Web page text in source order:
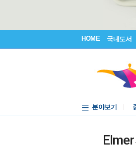
HOME 국내도서
분야보기
Elmer